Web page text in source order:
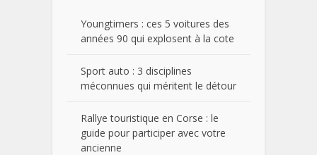
Youngtimers : ces 5 voitures des
années 90 qui explosent à la cote
Sport auto : 3 disciplines
méconnues qui méritent le détour
Rallye touristique en Corse : le
guide pour participer avec votre
ancienne